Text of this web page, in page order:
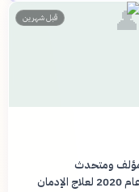
قبل شهرين 👤
مؤلف ومتحدث